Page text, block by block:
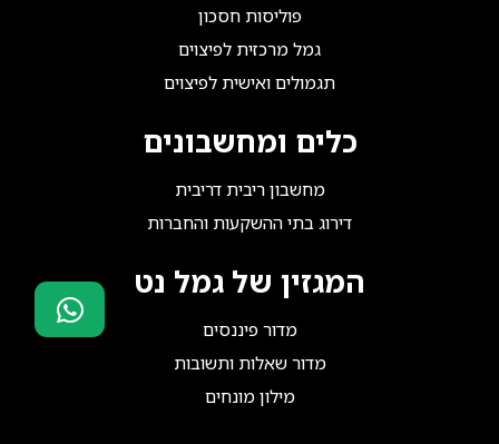
פוליסות חסכון
גמל מרכזית לפיצוים
תגמולים ואישית לפיצוים
כלים ומחשבונים
מחשבון ריבית דריבית
דירוג בתי ההשקעות והחברות
המגזין של גמל נט
מדור פיננסים
מדור שאלות ותשובות
מילון מונחים